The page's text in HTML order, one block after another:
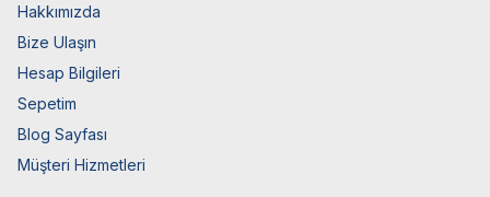
Hakkımızda
Bize Ulaşın
Hesap Bilgileri
Sepetim
Blog Sayfası
Müşteri Hizmetleri